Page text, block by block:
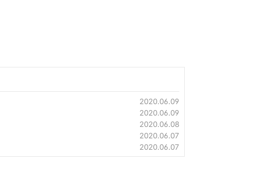
2020.06.09
2020.06.09
2020.06.08
2020.06.07
2020.06.07